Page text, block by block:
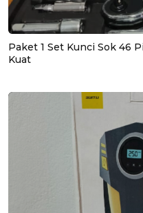
Paket 1 Set Kunci Sok 46
Kuat